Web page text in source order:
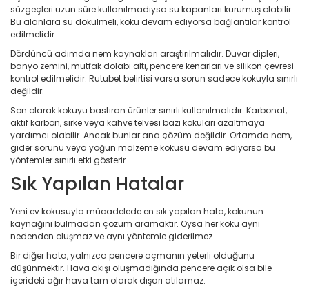
süzgeçleri uzun süre kullanılmadıysa su kapanları kurumuş olabilir.
Bu alanlara su dökülmeli, koku devam ediyorsa bağlantılar kontrol
edilmelidir.
Dördüncü adımda nem kaynakları araştırılmalıdır. Duvar dipleri,
banyo zemini, mutfak dolabı altı, pencere kenarları ve silikon çevresi
kontrol edilmelidir. Rutubet belirtisi varsa sorun sadece kokuyla sınırlı
değildir.
Son olarak kokuyu bastıran ürünler sınırlı kullanılmalıdır. Karbonat,
aktif karbon, sirke veya kahve telvesi bazı kokuları azaltmaya
yardımcı olabilir. Ancak bunlar ana çözüm değildir. Ortamda nem,
gider sorunu veya yoğun malzeme kokusu devam ediyorsa bu
yöntemler sınırlı etki gösterir.
Sık Yapılan Hatalar
Yeni ev kokusuyla mücadelede en sık yapılan hata, kokunun
kaynağını bulmadan çözüm aramaktır. Oysa her koku aynı
nedenden oluşmaz ve aynı yöntemle giderilmez.
Bir diğer hata, yalnızca pencere açmanın yeterli olduğunu
düşünmektir. Hava akışı oluşmadığında pencere açık olsa bile
içerideki ağır hava tam olarak dışarı atılamaz.